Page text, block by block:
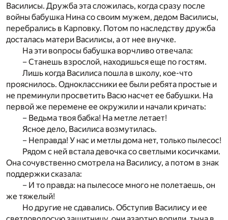
Василисы. Дружба эта сложилась, когда сразу после
войны бабушка Нина со своим мужем, дедом Василисы,
перебрались в Карповку. Потом по наследству дружба
досталась матери Василисы, а от нее внучке.
На эти вопросы бабушка ворчливо отвечала:
– Станешь взрослой, находишься еще по гостям.
Лишь когда Василиса пошла в школу, кое-что
прояснилось. Одноклассники ее были ребята простые и
не преминули просветить Васю насчет ее бабушки. На
первой же перемене ее окружили и начали кричать:
– Ведьма твоя бабка! На метле летает!
Ясное дело, Василиса возмутилась.
– Неправда! У нас и метлы дома нет, только пылесос!
Рядом с ней встала девочка со светлыми косичками.
Она сочувственно смотрела на Василису, а потом в знак
поддержки сказала:
– И то правда: на пылесосе много не полетаешь, он
же тяжелый!
Но другие не сдавались. Обступив Василису и ее